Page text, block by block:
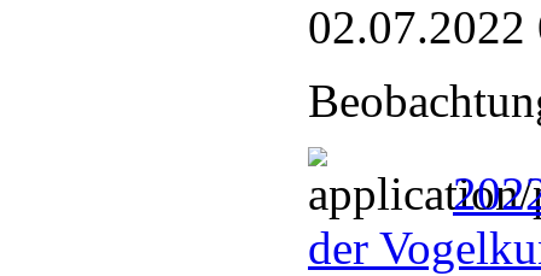
02.07.2022
der